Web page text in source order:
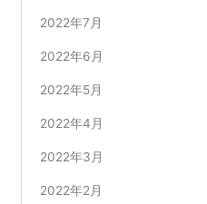
2022年7月
2022年6月
2022年5月
2022年4月
2022年3月
2022年2月